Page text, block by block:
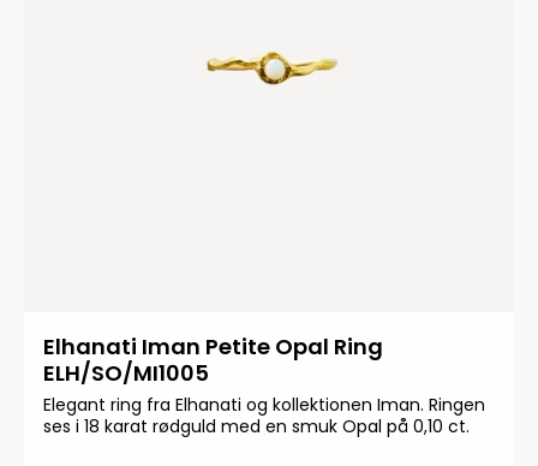
Elhanati Iman Petite Opal Ring
ELH/SO/MI1005
Elegant ring fra Elhanati og kollektionen Iman. Ringen
ses i 18 karat rødguld med en smuk Opal på 0,10 ct.